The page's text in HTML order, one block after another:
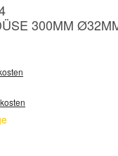
300MM